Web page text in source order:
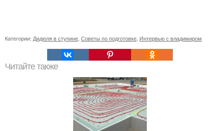
Категории: Дидюля в ступине Советы по подготовке Интервью с владимиром
Читайте также